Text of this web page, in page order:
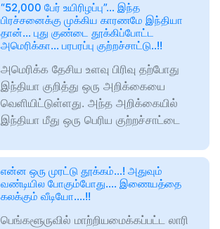
“52,000 பேர் உயிரிழப்பு”… இந்த
பிரச்சனைக்கு முக்கிய காரணமே இந்தியா
தான்… புது குண்டை தூக்கிப்போட்ட
அமெரிக்கா… பரபரப்பு குற்றச்சாட்டு..!!
அமெரிக்க தேசிய உளவு பிரிவு தற்போது
இந்தியா குறித்து ஒரு அறிக்கையை
வெளியிட்டுள்ளது. அந்த அறிக்கையில்
இந்தியா மீது ஒரு பெரிய குற்றச்சாட்டை
என்ன ஒரு முரட்டு தூக்கம்…! அதுவும்
வண்டியில போகும்போது…. இணையத்தை
கலக்கும் வீடியோ….!!
பெங்களூருவில் மாற்றியமைக்கப்பட்ட லாரி